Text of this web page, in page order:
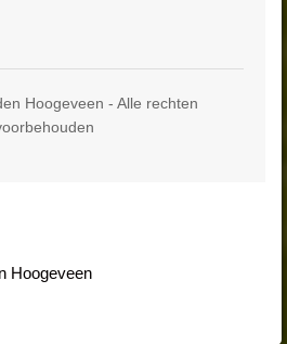
Hoogeveen - Alle rechten
Hoogeveen